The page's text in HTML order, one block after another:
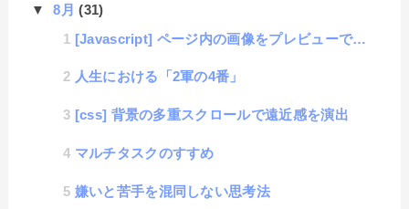
▼8月(31)
[Javascript] ページ内の画像をプレビューできる便利ライブラリに機能追加したよ。
人生における「2軍の4番」
[css] 背景の多重スクロールで遠近感を演出
マルチタスクのすすめ
嫌いと苦手を混同しない思考法